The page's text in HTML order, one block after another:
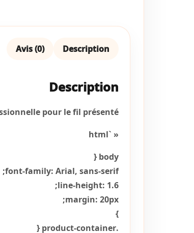
Description
Avis (0)
Description
pour le fil présenté :
« `html
body {
font-family: Arial, sans-serif;
line-height: 1.6;
margin: 20px;
}
.product-container {